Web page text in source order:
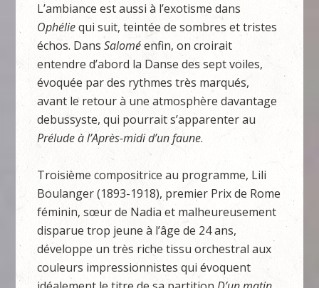
L’ambiance est aussi à l’exotisme dans
Ophéliequi suit, teintée de sombres et tristes
échos. DansSaloméenfin, on croirait
entendre d’abord la Danse des sept voiles,
évoquée par des rythmes très marqués,
avant le retour à une atmosphère davantage
debussyste, qui pourrait s’apparenter au
Prélude à l’Après-midi d’un faune.
Troisième compositrice au programme, Lili
Boulanger (1893-1918), premier Prix de Rome
féminin, sœur de Nadia et malheureusement
disparue trop jeune à l’âge de 24 ans,
développe un très riche tissu orchestral aux
couleurs impressionnistes qui évoquent